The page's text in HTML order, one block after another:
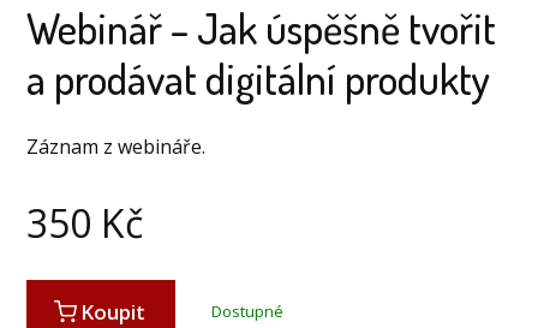
Webinář – Jak úspěšně tvořit
a prodávat digitální produkty
Záznam z webináře.
350 Kč
Koupit Dostupné